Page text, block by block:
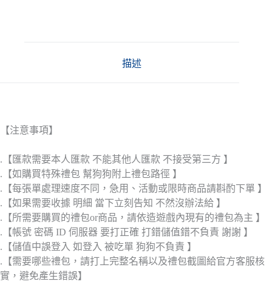
描述
【注意事項】
.【匯款需要本人匯款 不能其他人匯款 不接受第三方 】
.【如購買特殊禮包 幫狗狗附上禮包路徑 】
.【每張單處理速度不同，急用、活動或限時商品請斟酌下單 】
.【如果需要收據 明細 當下立刻告知 不然沒辦法給 】
.【所需要購買的禮包or商品，請依造遊戲內現有的禮包為主 】
.【帳號 密碼 ID 伺服器 要打正確 打錯儲值錯不負責 謝謝 】
.【儲值中誤登入 如登入 被吃單 狗狗不負責 】
.【需要哪些禮包，請打上完整名稱以及禮包截圖給官方客服核
實，避免產生錯誤】